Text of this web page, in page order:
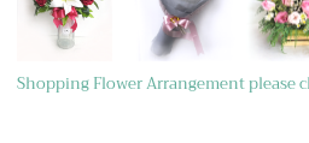
Shopping Flower Arrangement please